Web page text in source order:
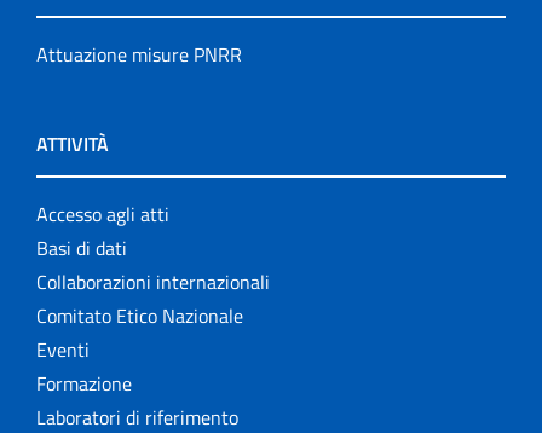
Attuazione misure PNRR
ATTIVITÀ
Accesso agli atti
Basi di dati
Collaborazioni internazionali
Comitato Etico Nazionale
Eventi
Formazione
Laboratori di riferimento